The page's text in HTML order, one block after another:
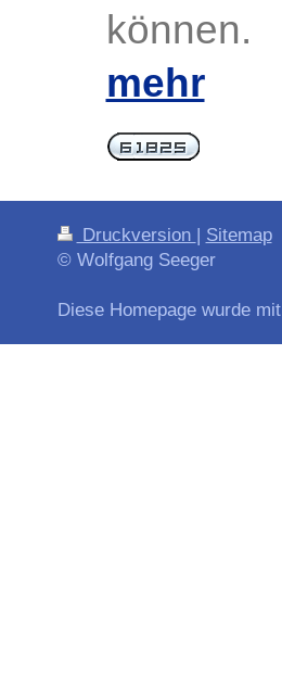
können.
mehr
Druckversion | Sitemap
© Wolfgang Seeger
Diese Homepage wurde mit